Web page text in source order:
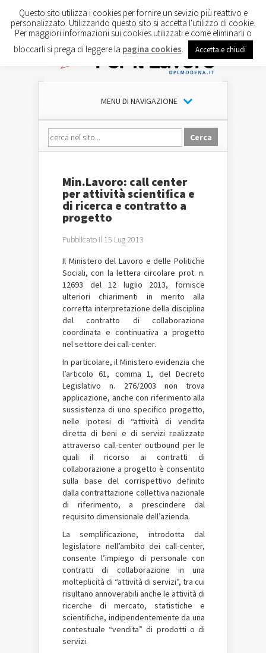
MENU DI NAVIGAZIONE
Min.Lavoro: call center
per attività scientifica e
di ricerca e contratto a
progetto
Pubblicato il 15 Lug 2013
Il Ministero del Lavoro e delle Politiche
Sociali, con la lettera circolare prot. n.
12693 del 12 luglio 2013, fornisce
ulteriori chiarimenti in merito alla
corretta interpretazione della disciplina
del contratto di collaborazione
coordinata e continuativa a progetto
nel settore dei call-center.
In particolare, il Ministero evidenzia che
l’articolo 61, comma 1, del Decreto
Legislativo n. 276/2003 non trova
applicazione, anche con riferimento alla
sussistenza di uno specifico progetto,
nelle ipotesi di “attività di vendita
diretta di beni e di servizi realizzate
attraverso call-center outbound per le
quali il ricorso ai contratti di
collaborazione a progetto è consentito
sulla base del corrispettivo definito
dalla contrattazione collettiva nazionale
di riferimento, a prescindere dal
requisito dimensionale dell’azienda.
La semplificazione, introdotta dal
legislatore nell’ambito dei call-center,
consente l’impiego di personale con
contratti di collaborazione in una
molteplicità di “attività di servizi”, tra cui
risultano annoverabili anche le attività di
ricerche di mercato, statistiche e
scientifiche, indipendentemente da una
contestuale “vendita” di prodotti o di
servizi.
Questo sito utilizza i cookies per fornire un sevizio più reattivo e
personalizzato. Utilizzando questo sito si accetta l'utilizzo di cookie.
Per maggiori informazioni sui cookies utilizzati e come eliminarli o
bloccarli si prega di leggere la pagina cookies Accetta e chiudi